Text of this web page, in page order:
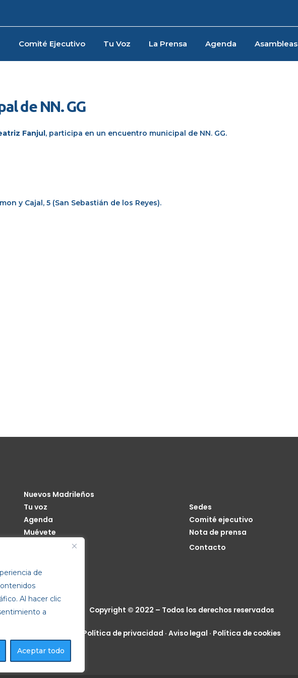
de
Al hacer clic
a
Aceptar todo
Comité Ejecutivo Tu Voz La Prensa Agenda Asambleas
de NN. GG
Fanjul, participa en un encuentro municipal de NN. GG.
y Cajal, 5 (San Sebastián de los Reyes).
Nuevos Madrileños
Tu voz
Agenda
Muévete
Sedes
Comité ejecutivo
Nota de prensa
Contacto
Copyright © 2022 – Todos los derechos reservados
Política de privacidad · Aviso legal · Política de cookies